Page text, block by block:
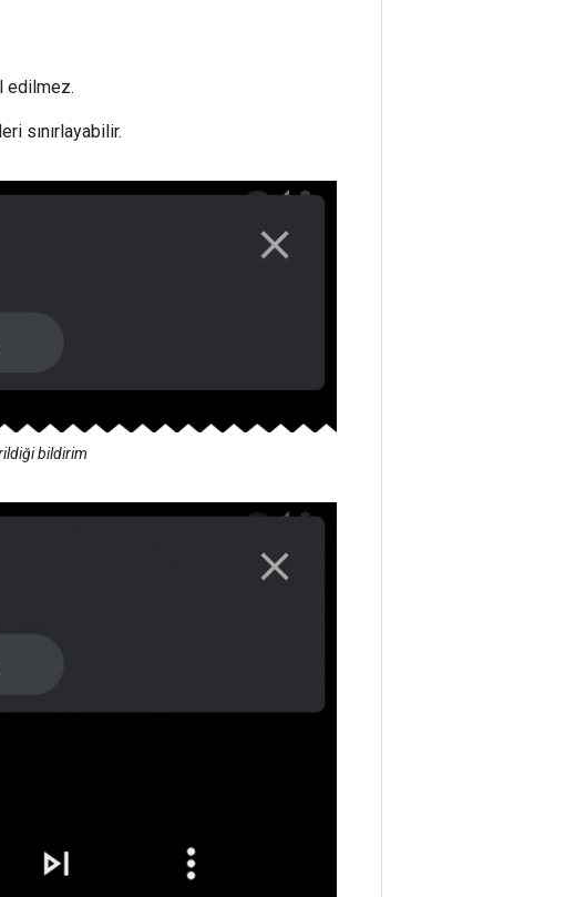
edilmez.
sınırlayabilir.
bildirim